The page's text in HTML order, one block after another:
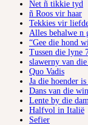
Net ñ tikkie tyd
ñ Roos vir haar
Tekkies vir
Alles behalwe n
“Gee die hond
Tussen die lyne
slawerny van die
Quo Vadis
Ja die hoender
Dans van die
Lente by die dam
Halfvol in Italië
Sefier